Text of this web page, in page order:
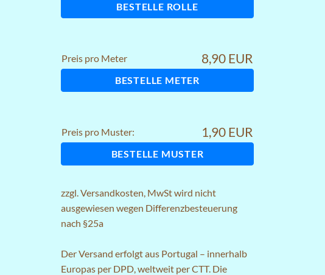
BESTELLE ROLLE
Preis pro Meter 8,90 EUR
BESTELLE METER
Preis pro Muster: 1,90 EUR
BESTELLE MUSTER
zzgl.Versandkosten, MwSt wird nicht
ausgewiesen wegen Differenzbesteuerung
nach §25a
Der Versand erfolgt aus Portugal – innerhalb
Europas per DPD, weltweit per CTT. Die